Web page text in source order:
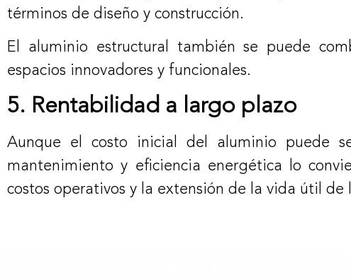
términos de diseño y construcción.
El aluminio estructural también se puede
espacios innovadores y funcionales.
5. Rentabilidad a largo plazo
Aunque el costo inicial del aluminio puede
mantenimiento y eficiencia energética lo
costos operativos y la extensión de la vida útil